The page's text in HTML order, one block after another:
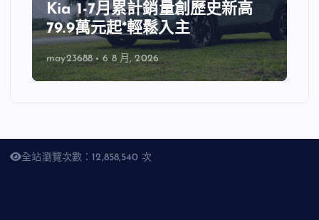
Kia 1-7月累計銷量創歷史新高
79.9萬元起*輕鬆入主
may23688 6 8 月, 2026
全站瀏覽次數：12,858,540 次